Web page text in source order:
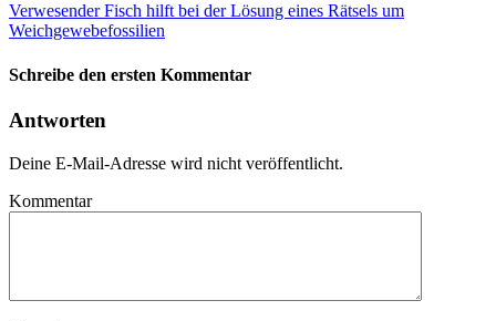
Verwesender Fisch hilft bei der Lösung eines Rätsels um
Weichgewebefossilien
Schreibe den ersten Kommentar
Antworten
Deine E-Mail-Adresse wird nicht veröffentlicht.
Kommentar